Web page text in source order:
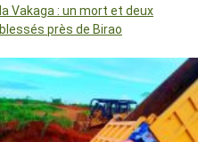
la Vakaga : un mort et deux
blessés près de Birao